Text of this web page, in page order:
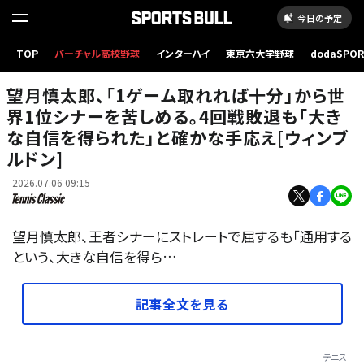
今日の予定
TOP バーチャル高校野球 インターハイ 東京六大学野球
望月慎太郎、「1ゲーム取れれば十分」から世
界1位シナーを苦しめる。4回戦敗退も「大き
な自信を得られた」と確かな手応え[ウィンブ
ルドン]
2026.07.06 09:15
望月慎太郎、王者シナーにストレートで屈するも「通用する
という、大きな自信を得ら…
記事全文を見る
テニス